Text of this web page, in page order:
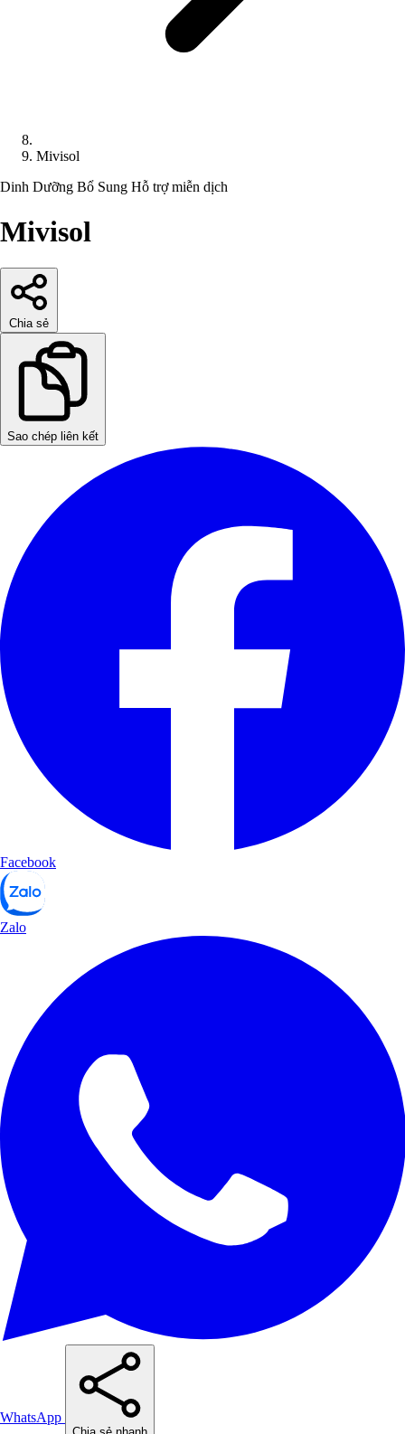
Mivisol
Dinh Dưỡng Bổ Sung Hỗ trợ miễn dịch
Mivisol
Chia sẻ
Sao chép liên kết
Facebook
Zalo
WhatsApp